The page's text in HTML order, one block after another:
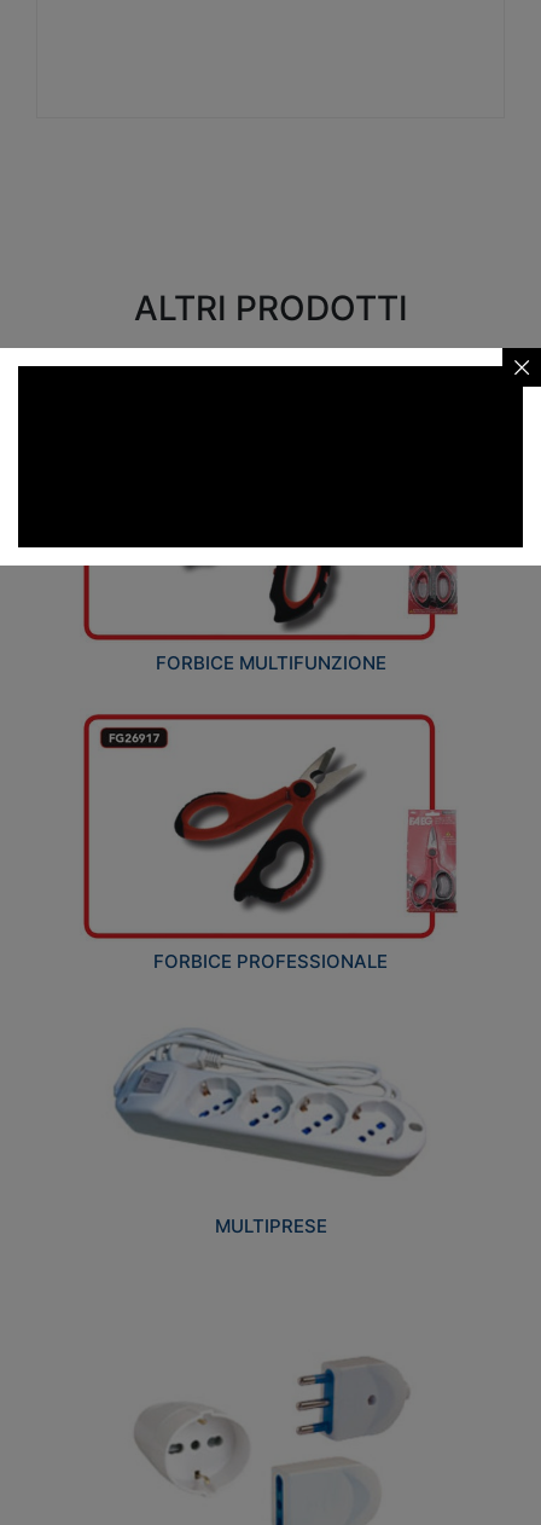
ALTRI PRODOTTI
FORBICE MULTIFUNZIONE
FORBICE PROFESSIONALE
MULTIPRESE